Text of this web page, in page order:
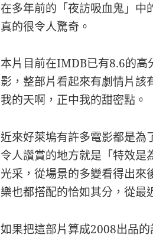
在多年前的「夜訪吸血鬼」中
真的很令人驚奇。
本片目前在IMDB已有8.6的高
影，整部片看起來有劇情片該
我的天啊，正中我的甜密點。
近來好萊塢有許多電影都是為
令人讚賞的地方就是「特效是
光采，從場景的多變看得出來
樂也都搭配的恰如其分，從最
如果把這部片算成2008出品